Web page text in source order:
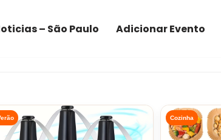
– São Paulo Adicionar Evento
Cozinha